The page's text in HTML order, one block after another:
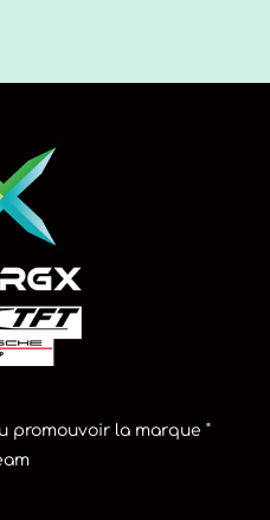
promouvoir la marque "